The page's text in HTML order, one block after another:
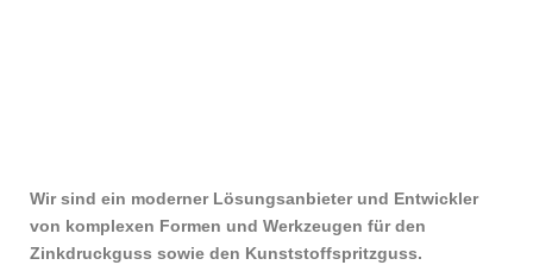
Wir sind ein moderner Lösungsanbieter und Entwickler
von komplexen Formen und Werkzeugen für den
Zinkdruckguss sowie den Kunststoffspritzguss.